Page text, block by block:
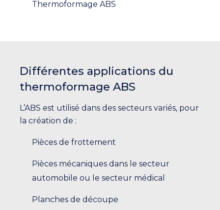
Thermoformage ABS
Différentes applications du
thermoformage ABS
L’ABS est utilisé dans des secteurs variés, pour
la création de :
Pièces de frottement
Pièces mécaniques dans le secteur
automobile ou le secteur médical
Planches de découpe